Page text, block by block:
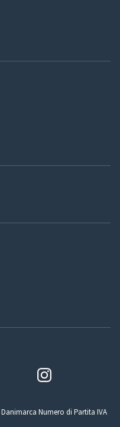
Numero di Partita IVA